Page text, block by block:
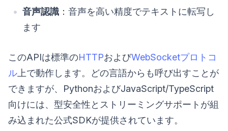
音声認識 ：音声を高い精度でテキストに転写し
ます
このAPIは標準のHTTPおよびWebSocketプロトコ
ル 上で動作します。どの言語からも呼び出すことが
できますが、PythonおよびJavaScript/TypeScript
向けには、型安全性とストリーミングサポートが組
み込まれた公式SDKが提供されています。